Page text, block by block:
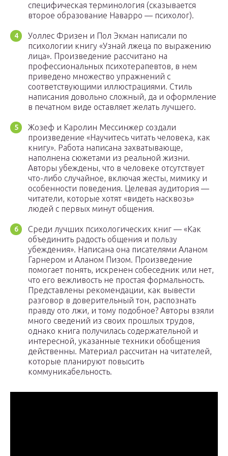
специфическая терминология (сказывается
второе образование Наварро — психолог).
Уоллес Фризен и Пол Экман написали по
психологии книгу «Узнай лжеца по выражению
лица». Произведение рассчитано на
профессиональных психотерапевтов, в нем
приведено множество упражнений с
соответствующими иллюстрациями. Стиль
написания довольно сложный, да и оформление
в печатном виде оставляет желать лучшего.
Жозеф и Каролин Мессинжер создали
произведение «Научитесь читать человека, как
книгу». Работа написана захватывающе,
наполнена сюжетами из реальной жизни.
Авторы убеждены, что в человеке отсутствует
что-либо случайное, включая жесты, мимику и
особенности поведения. Целевая аудитория —
читатели, которые хотят «видеть насквозь»
людей с первых минут общения.
Среди лучших психологических книг — «Как
объединить радость общения и пользу
убеждения». Написана она писателями Аланом
Гарнером и Аланом Пизом. Произведение
помогает понять, искренен собеседник или нет,
что его вежливость не простая формальность.
Представлены рекомендации, как вывести
разговор в доверительный тон, распознать
правду ото лжи, и тому подобное? Авторы взяли
много сведений из своих прошлых трудов,
однако книга получилась содержательной и
интересной, указанные техники обобщения
действенны. Материал рассчитан на читателей,
которые планируют повысить
коммуникабельность.